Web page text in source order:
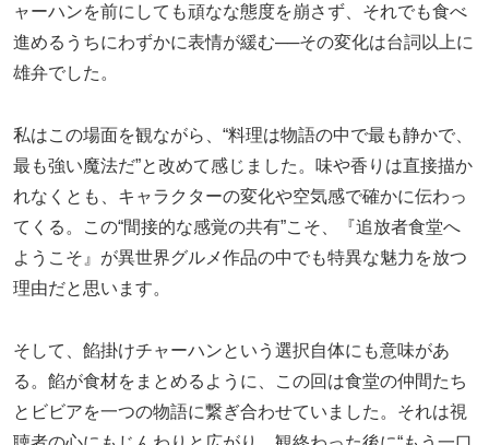
ャーハンを前にしても頑なな態度を崩さず、それでも食べ
進めるうちにわずかに表情が緩む──その変化は台詞以上に
雄弁でした。
私はこの場面を観ながら、“料理は物語の中で最も静かで、
最も強い魔法だ”と改めて感じました。味や香りは直接描か
れなくとも、キャラクターの変化や空気感で確かに伝わっ
てくる。この“間接的な感覚の共有”こそ、『追放者食堂へ
ようこそ』が異世界グルメ作品の中でも特異な魅力を放つ
理由だと思います。
そして、餡掛けチャーハンという選択自体にも意味があ
る。餡が食材をまとめるように、この回は食堂の仲間たち
とビビアを一つの物語に繋ぎ合わせていました。それは視